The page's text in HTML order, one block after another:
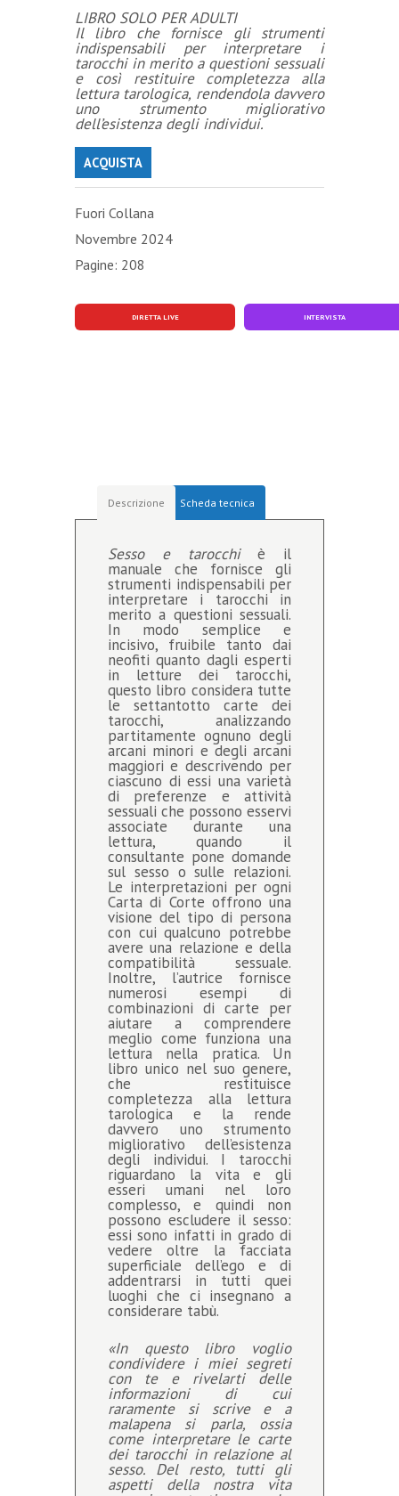
LIBRO SOLO PER ADULTI
Il libro che fornisce gli strumenti
indispensabili per interpretare i
tarocchi in merito a questioni sessuali
e così restituire completezza alla
lettura tarologica, rendendola davvero
uno strumento migliorativo
dell’esistenza degli individui.
ACQUISTA
Fuori Collana
Novembre 2024
Pagine: 208
DIRETTA LIVE INTERVISTA
Descrizione Scheda tecnica
Sesso e tarocchiè il
manuale che fornisce gli
strumenti indispensabili per
interpretare i tarocchi in
merito a questioni sessuali.
In modo semplice e
incisivo, fruibile tanto dai
neofiti quanto dagli esperti
in letture dei tarocchi,
questo libro considera tutte
le settantotto carte dei
tarocchi, analizzando
partitamente ognuno degli
arcani minori e degli arcani
maggiori e descrivendo per
ciascuno di essi una varietà
di preferenze e attività
sessuali che possono esservi
associate durante una
lettura, quando il
consultante pone domande
sul sesso o sulle relazioni.
Le interpretazioni per ogni
Carta di Corte offrono una
visione del tipo di persona
con cui qualcuno potrebbe
avere una relazione e della
compatibilità sessuale.
Inoltre, l’autrice fornisce
numerosi esempi di
combinazioni di carte per
aiutare a comprendere
meglio come funziona una
lettura nella pratica. Un
libro unico nel suo genere,
che restituisce
completezza alla lettura
tarologica e la rende
davvero uno strumento
migliorativo dell’esistenza
degli individui. I tarocchi
riguardano la vita e gli
esseri umani nel loro
complesso, e quindi non
possono escludere il sesso:
essi sono infatti in grado di
vedere oltre la facciata
superficiale dell’ego e di
addentrarsi in tutti quei
luoghi che ci insegnano a
considerare tabù.
«In questo libro voglio
condividere i miei segreti
con te e rivelarti delle
informazioni di cui
raramente si scrive e a
malapena si parla, ossia
come interpretare le carte
dei tarocchi in relazione al
sesso. Del resto, tutti gli
aspetti della nostra vita